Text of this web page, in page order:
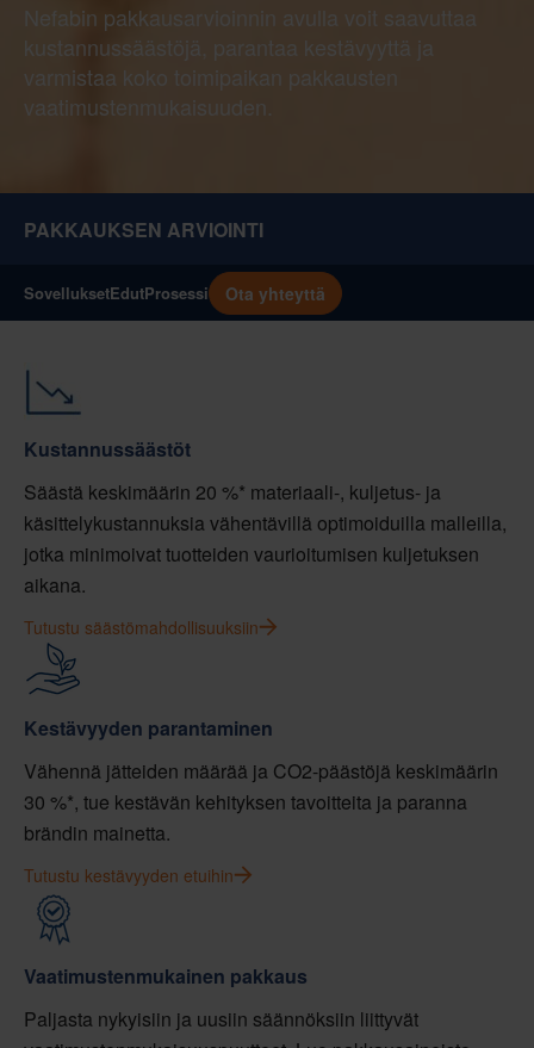
Nefabin pakkausarvioinnin avulla voit saavuttaa
kustannussäästöjä, parantaa kestävyyttä ja
varmistaa koko toimipaikan pakkausten
vaatimustenmukaisuuden.
PAKKAUKSEN ARVIOINTI
SovelluksetEdutProsessi Ota yhteyttä
Kustannussäästöt
Säästä keskimäärin 20 %* materiaali-, kuljetus- ja
käsittelykustannuksia vähentävillä optimoiduilla malleilla,
jotka minimoivat tuotteiden vaurioitumisen kuljetuksen
aikana.
Tutustu säästömahdollisuuksiin
Kestävyyden parantaminen
Vähennä jätteiden määrää ja CO2-päästöjä keskimäärin
30 %*, tue kestävän kehityksen tavoitteita ja paranna
brändin mainetta.
Tutustu kestävyyden etuihin
Vaatimustenmukainen pakkaus
Paljasta nykyisiin ja uusiin säännöksiin liittyvät